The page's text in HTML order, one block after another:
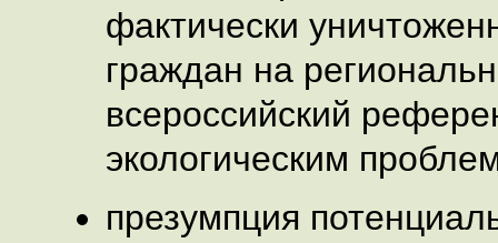
фактически
граждан на
всероссийский
экологическим
презумпция